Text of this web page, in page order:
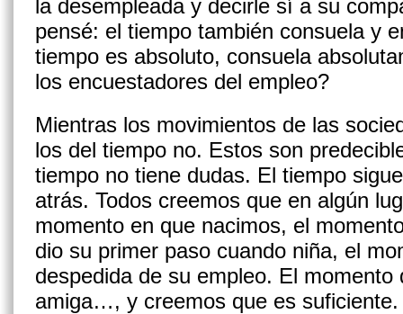
la desempleada y decirle sí a su
pensé: el tiempo también consuela y
tiempo es absoluto, consuela
los encuestadores del empleo?
Mientras los movimientos de las
los del tiempo no. Estos son
tiempo no tiene dudas. El tiempo
atrás. Todos creemos que en algún
momento en que nacimos, el
dio su primer paso cuando niña, el
despedida de su empleo. El momento
amiga…, y creemos que es suficiente.